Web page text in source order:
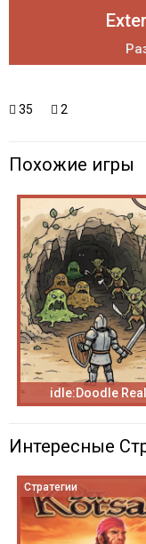
35 2
Похожие игры
idle:Doodle
Интересные
Стратегии